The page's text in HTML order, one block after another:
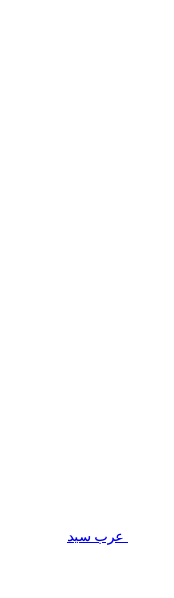
عرب سيد